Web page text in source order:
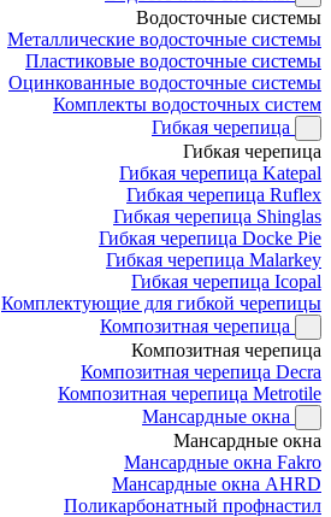
Водосточные системы
Металлические водосточные системы
Пластиковые водосточные системы
Оцинкованные водосточные системы
Комплекты водосточных систем
Гибкая черепица
Гибкая черепица
Гибкая черепица Katepal
Гибкая черепица Ruflex
Гибкая черепица Shinglas
Гибкая черепица Docke Pie
Гибкая черепица Malarkey
Гибкая черепица Icopal
Комплектующие для гибкой черепицы
Композитная черепица
Композитная черепица
Композитная черепица Decra
Композитная черепица Metrotile
Мансардные окна
Мансардные окна
Мансардные окна Fakro
Мансардные окна AHRD
Поликарбонатный профнастил